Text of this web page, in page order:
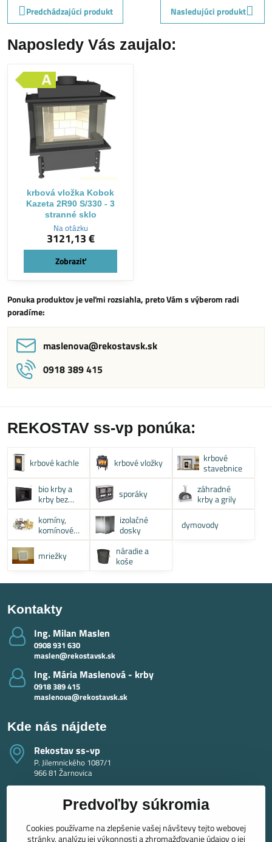
Predchádzajúci produkt
Nasledujúci produkt
Naposledy Vás zaujalo:
krbová vložka Kobok
Kazeta 2R90 S/330 - 3
stranné sklo
Na otázku
3121,13 €
Zobraziť
Ponuka produktov je veľmi rozsiahla, preto Vám s výberom radi
poradíme:
maslenova​@rekostavsk​.sk
0918 389 415
REKOSTAV ss-vp ponúka:
krbové kachle krbové vložky
krbové
stavebnice
bio krby a
krby bez
komína
sporáky
záhradné
krby a grily
komíny,
komínové
systémy
izolačné
dosky
dymovody
mriežky
náradie a
koše
Kontakty
Ing​. Milan Maslen
0908 931 630
maslen@rekostavsk.sk
Ing​. Mária Maslenová - krby
0918 389 415
maslenova@rekostavsk.sk
Kde nás nájdete
Rekostav ss-vp
P. Jilemnického 1087/1
966 81 Žarnovica
Predvoľby súkromia
Cookies používame na zlepšenie vašej návštevy tejto webovej
stránky, analýzu jej výkonnosti a zhromažďovanie údajov o jej